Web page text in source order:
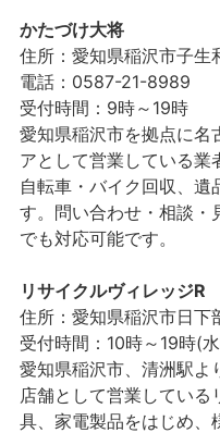
かたづけ大将
住所：愛知県稲沢市子生
電話：0587-21-8989
受付時間：9時～19時
愛知県稲沢市を拠点に名
アとして営業している業
自転車・バイク回収、遺
す。問い合わせ・相談・
でも対応可能です。
リサイクルヴィレッジR
住所：愛知県稲沢市日下
受付時間：10時～19時(
愛知県稲沢市、清洲駅よ
店舗として営業している
具、家電製品をはじめ、